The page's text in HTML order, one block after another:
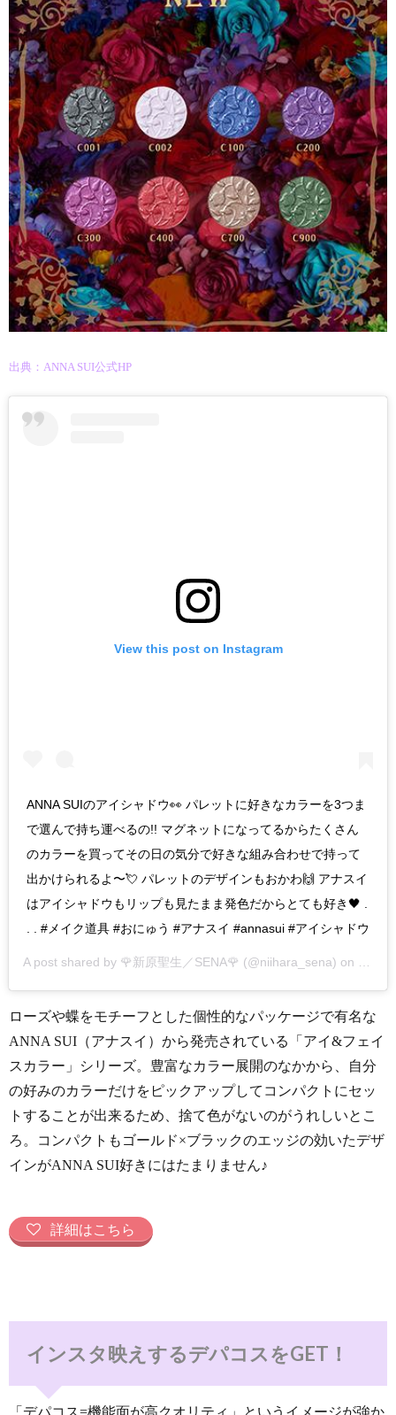
出典：ANNA SUI公式HP
View this post on Instagram
ANNA SUIのアイシャドウ👀 パレットに好きなカラーを3つま
で選んで持ち運べるの!! マグネットになってるからたくさん
のカラーを買ってその日の気分で好きな組み合わせで持って
出かけられるよ〜💘 パレットのデザインもおかわ🙌 アナスイ
はアイシャドウもリップも見たまま発色だからとても好き🖤 .
. . #メイク道具 #おにゅう #アナスイ #annasui #アイシャドウ
A post shared by 🌹新原聖生／SENA🌹 (@niihara_sena) on
ローズや蝶をモチーフとした個性的なパッケージで有名な
ANNA SUI（アナスイ）から発売されている「アイ&フェイ
スカラー」シリーズ。豊富なカラー展開のなかから、自分
の好みのカラーだけをピックアップしてコンパクトにセッ
トすることが出来るため、捨て色がないのがうれしいとこ
ろ。コンパクトもゴールド×ブラックのエッジの効いたデザ
インがANNA SUI好きにはたまりません♪
詳細はこちら
インスタ映えするデパコスをGET！
「デパコス=機能面が高クオリティ」というイメージが強か